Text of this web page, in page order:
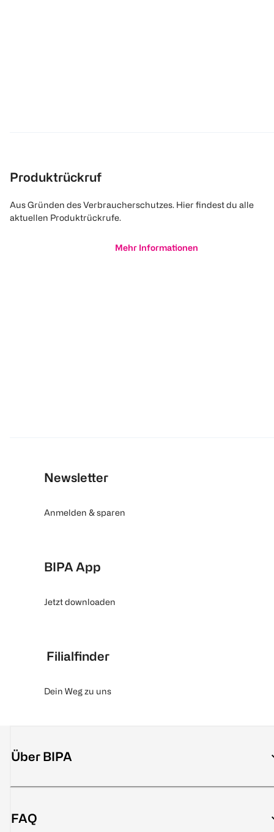
Produktrückruf
Aus Gründen des Verbraucherschutzes. Hier findest du alle
aktuellen Produktrückrufe.
Mehr Informationen
Newsletter
Anmelden & sparen
BIPA App
Jetzt downloaden
Filialfinder
Dein Weg zu uns
Über BIPA
FAQ